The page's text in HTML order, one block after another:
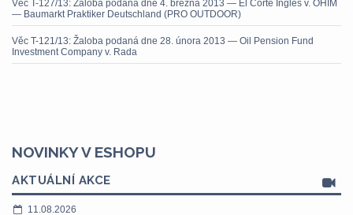
Věc T-127/13: Žaloba podaná dne 4. března 2013 — El Corte Inglés v. OHIM
— Baumarkt Praktiker Deutschland (PRO OUTDOOR)
Věc T-121/13: Žaloba podaná dne 28. února 2013 — Oil Pension Fund
Investment Company v. Rada
NOVINKY V ESHOPU
AKTUÁLNÍ AKCE
11.08.2026